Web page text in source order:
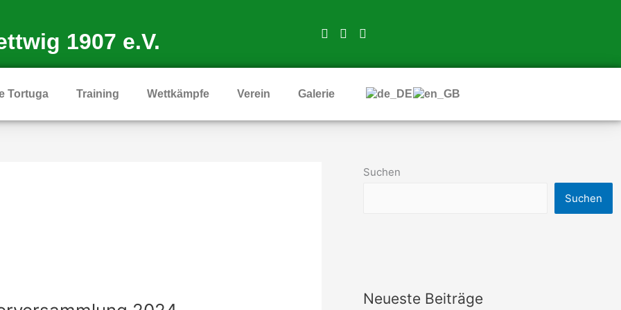
1907 e.V.
Tortuga Training Wettkämpfe Verein Galerie
Suchen
Suchen
Neueste Beiträge